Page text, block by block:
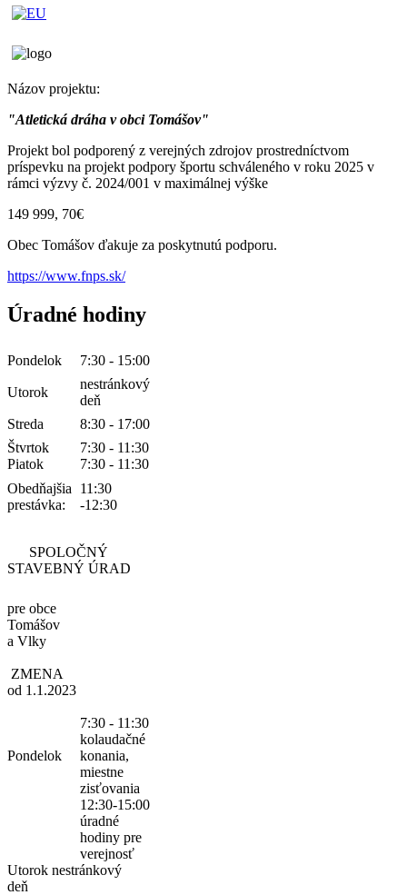
Názov projektu:
"Atletická dráha v obci Tomášov"
Projekt bol podporený z verejných zdrojov prostredníctvom
príspevku na projekt podpory športu schváleného v roku 2025 v
rámci výzvy č. 2024/001 v maximálnej výške
149 999, 70€
Obec Tomášov ďakuje za poskytnutú podporu.
https://www.fnps.sk/
Úradné hodiny
Pondelok 7:30 - 15:00
Utorok
nestránkový
deň
Streda
8:30 - 17:00
Štvrtok
7:30 - 11:30
Piatok
7:30 - 11:30
Obedňajšia
prestávka:
11:30
-12:30
SPOLOČNÝ
STAVEBNÝ ÚRAD
pre obce
Tomášov
a Vlky
ZMENA
od 1.1.2023
Pondelok
7:30 - 11:30
kolaudačné
konania,
miestne
zisťovania
12:30-15:00
úradné
hodiny pre
verejnosť
Utorok nestránkový
deň